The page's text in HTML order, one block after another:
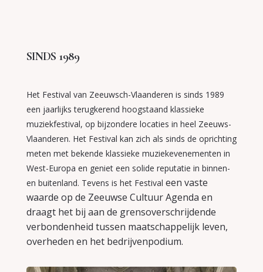
SINDS 1989
Het Festival van Zeeuwsch-Vlaanderen is sinds 1989
een jaarlijks terugkerend hoogstaand klassieke
muziekfestival, op bijzondere locaties in heel Zeeuws-
Vlaanderen. Het Festival kan zich als sinds de oprichting
meten met bekende klassieke muziekevenementen in
West-Europa en geniet een solide reputatie in binnen-
en buitenland. Tevens is het Festival een vaste
waarde op de Zeeuwse Cultuur Agenda en
draagt het bij aan de grensoverschrijdende
verbondenheid tussen maatschappelijk leven,
overheden en het bedrijvenpodium.